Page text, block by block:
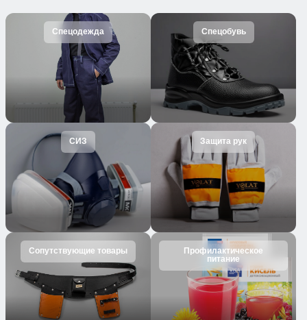
Спецодежда Спецобувь
СИЗ Защита рук
Сопутствующие товары
Профилактическое
питание